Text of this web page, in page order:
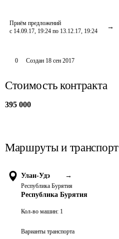
Приём предложений
с 14.09.17, 19:24 по 13.12.17, 19:24
0 Создан 18 сен 2017
Стоимость контракта
395 000
Маршруты и транспорт
Улан-Удэ →
Республика Бурятия
Республика Бурятия
Кол-во машин: 1
Варианты транспорта